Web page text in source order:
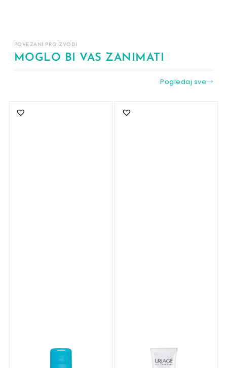
POVEZANI PROIZVODI
MOGLO BI VAS ZANIMATI
Pogledaj sve